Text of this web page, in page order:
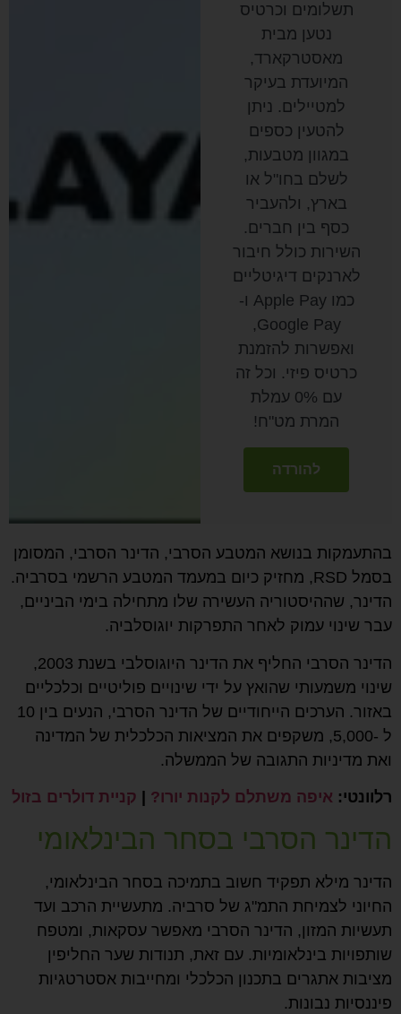
תשלומים וכרטיס
נטען מבית
מאסטרקארד,
המיועדת בעיקר
למטיילים. ניתן
להטעין כספים
במגוון מטבעות,
לשלם בחו"ל או
בארץ, ולהעביר
כסף בין חברים.
השירות כולל חיבור
לארנקים דיגיטליים
כמו Apple Pay ו-
Google Pay,
ואפשרות להזמנת
כרטיס פיזי. וכל זה
עם 0% עמלת
המרת מט"ח!
להורדה
בהתעמקות בנושא המטבע הסרבי, הדינר הסרבי, המסומן
בסמל RSD, מחזיק כיום במעמד המטבע הרשמי בסרביה.
הדינר, שההיסטוריה העשירה שלו מתחילה בימי הביניים,
עבר שינוי עמוק לאחר התפרקות יוגוסלביה.
הדינר הסרבי החליף את הדינר היוגוסלבי בשנת 2003,
שינוי משמעותי שהואץ על ידי שינויים פוליטיים וכלכליים
באזור. הערכים הייחודיים של הדינר הסרבי, הנעים בין 10
ל -5,000, משקפים את המציאות הכלכלית של המדינה
ואת מדיניות התגובה של הממשלה.
רלוונטי: איפה משתלם לקנות יורו? קניית דולרים בזול
הדינר הסרבי בסחר הבינלאומי
הדינר מילא תפקיד חשוב בתמיכה בסחר הבינלאומי,
החיוני לצמיחת התמ"ג של סרביה. מתעשיית הרכב ועד
תעשיות המזון, הדינר הסרבי מאפשר עסקאות, ומטפח
שותפויות בינלאומיות. עם זאת, תנודות שער החליפין
מציבות אתגרים בתכנון הכלכלי ומחייבות אסטרטגיות
פיננסיות נבונות.